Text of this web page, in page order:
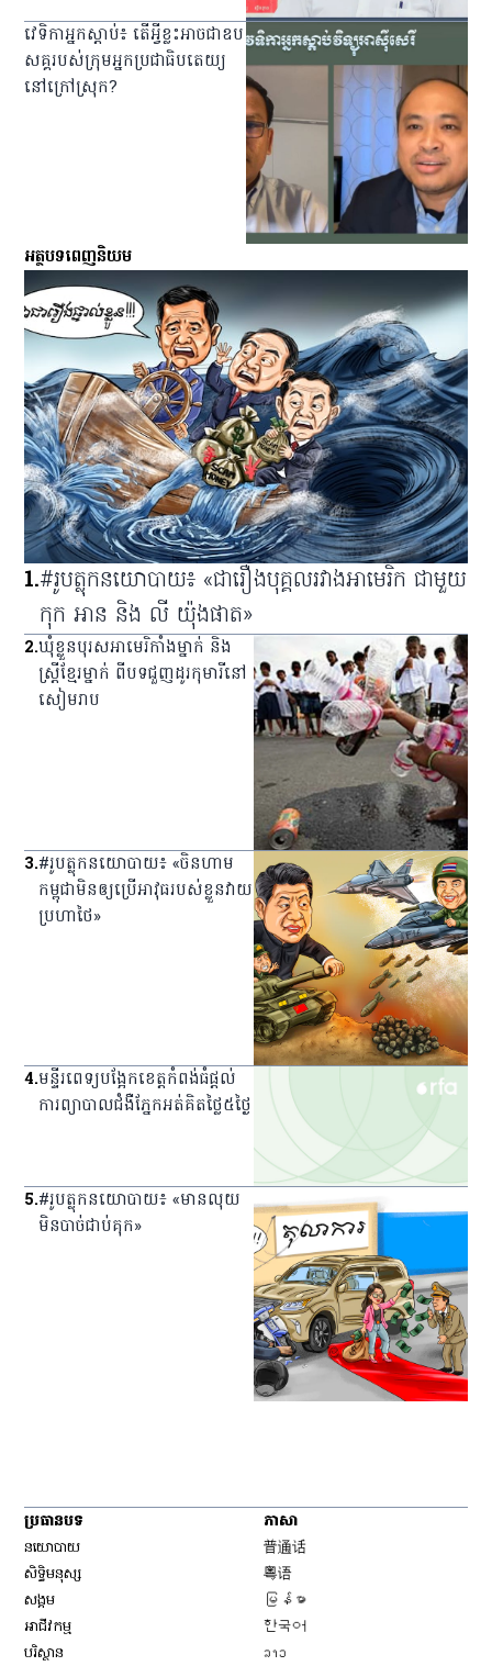
វេទិកា​អ្នក​ស្ដាប់​៖ តើ​អ្វី​ខ្លះ​អាច​ជា​ឧប
សគ្គ​របស់​ក្រុម​អ្នក​ប្រជាធិបតេយ្យ​
នៅ​ក្រៅ​ស្រុក?
អត្ថបទពេញនិយម
1.#រូបត្លុកនយោបាយ៖ «ជារឿងបុគ្គលរវាងអាមេរិក ជាមួយ
កុក អាន និង លី យ៉ុងផាត»
2.ឃុំ​ខ្លួន​បុរស​អាមេរិកាំង​ម្នាក់ និង​
ស្ត្រី​ខ្មែរ​ម្នាក់ ពី​បទ​ជួញ​ដូរ​កុមារី​នៅ​
សៀមរាប
3.#រូបត្លុកនយោបាយ៖ «ចិនហាម
កម្ពុជាមិនឲ្យប្រើអាវុធរបស់ខ្លួនវាយ
ប្រហាថៃ»
4.មន្ទីរពេទ្យ​បង្អែក​ខេត្ត​កំពង់ធំ​ផ្ដល់​
ការ​ព្យាបាល​ជំងឺ​ភ្នែក​អត់​គិត​ថ្លៃ​៥​ថ្ងៃ
5.#រូបត្លុកនយោបាយ៖ «មានលុយ
មិនបាច់ជាប់គុក»
ប្រធានបទ
នយោបាយ
សិទ្ធិ​មនុស្ស
សង្គម
អាជីវកម្ម
បរិស្ថាន
ភាសា
普通话
粤语
မြန်မာ
한국어
ລາວ